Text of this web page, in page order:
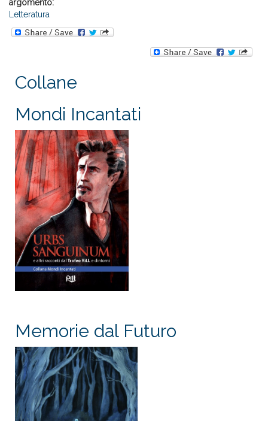
argomento:
Letteratura
Collane
Mondi Incantati
Memorie dal Futuro